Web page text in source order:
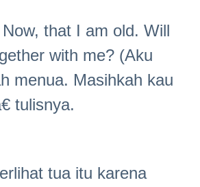
that I am old. Will
with me? (Aku
menua. Masihkah kau
tulisnya.
tua itu karena